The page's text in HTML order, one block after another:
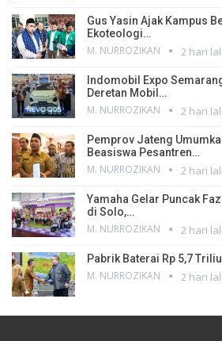
Gus Yasin Ajak Kampus
Ekoteologi…
M. NURROZIKAN 2 hari
Indomobil Expo
Deretan Mobil…
M. NURROZIKAN 2 hari
Pemprov Jateng
Beasiswa Pesantren…
M. NURROZIKAN 2 hari
Yamaha Gelar Puncak
di Solo,…
M. NURROZIKAN 2 hari
Pabrik Baterai Rp 5,7
M. NURROZIKAN 2 hari